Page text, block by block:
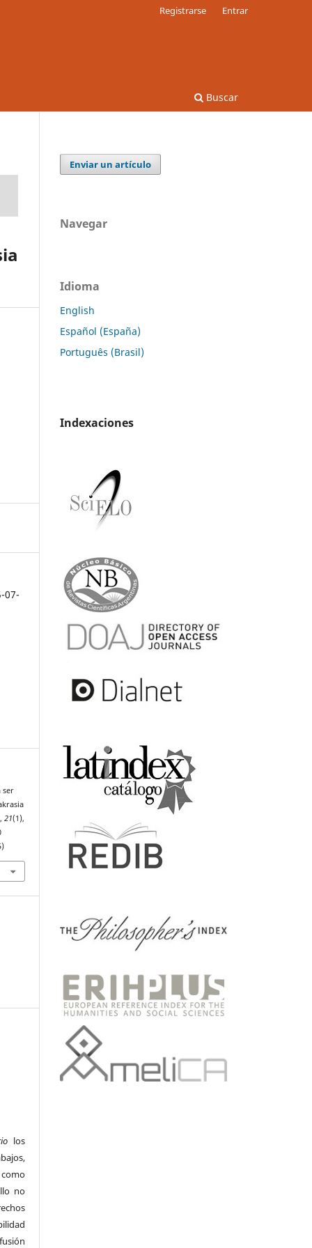
Buscar
Registrarse Entrar
07-
ser
,21(1),
los
no
Enviar un artículo
Navegar
Idioma
English
Español (España)
Português (Brasil)
Indexaciones